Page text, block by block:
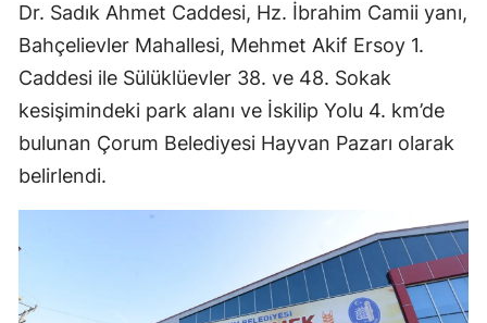
Konya
Kütahya
Malatya
Mardin
Muğla
Dr. Sadık Ahmet Caddesi, Hz. İbrahim Camii yanı,
Bahçelievler Mahallesi, Mehmet Akif Ersoy 1.
Caddesi ile Sülüklüevler 38. ve 48. Sokak
kesişimindeki park alanı ve İskilip Yolu 4. km’de
bulunan Çorum Belediyesi Hayvan Pazarı olarak
belirlendi.